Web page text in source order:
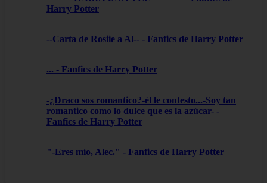
Harry Potter
--Carta de Rosiie a Al-- - Fanfics de Harry Potter
... - Fanfics de Harry Potter
-¿Draco sos romantico?-él le contesto...-Soy tan
romantico como lo dulce que es la azúcar- -
Fanfics de Harry Potter
"-Eres mío, Alec." - Fanfics de Harry Potter